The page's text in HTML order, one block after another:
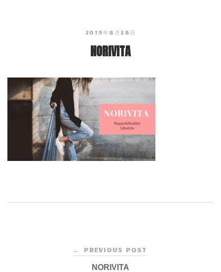
2019年8月28日
NORIVITA
← PREVIOUS POST
NORIVITA